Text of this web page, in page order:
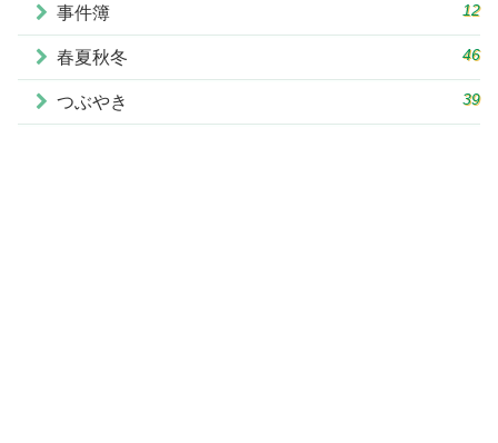
事件簿 12
春夏秋冬 46
つぶやき 39